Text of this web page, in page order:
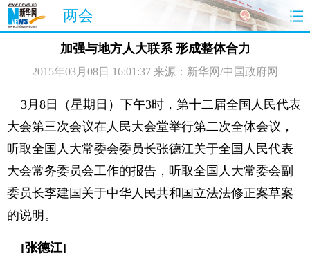
两会
聚焦 最新报道
视频 特稿 授权发布 直播
访谈 炫数据 图片 思客
加强与地方人大联系 形成整体合力
2015年03月08日 16:01:37 来源：新华网/中国政府网
3月8日（星期日）下午3时，第十二届全国人民代表
大会第三次会议在人民大会堂举行第二次全体会议，
听取全国人大常委会委员长张德江关于全国人民代表
大会常务委员会工作的报告，听取全国人大常委会副
委员长李建国关于中华人民共和国立法法修正案草案
的说明。
[张德江]